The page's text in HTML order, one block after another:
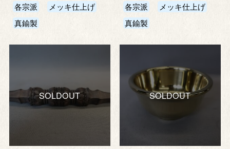
各宗派
メッキ仕上げ
真鍮製
各宗派
メッキ仕上げ
真鍮製
SOLDOUT SOLDOUT